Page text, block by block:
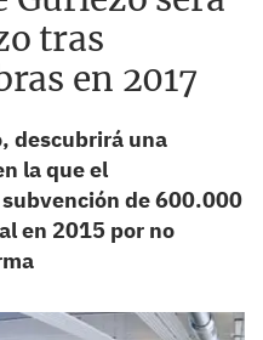
tras
en 2017
descubrirá una
la que el
de 600.000
en 2015 por no